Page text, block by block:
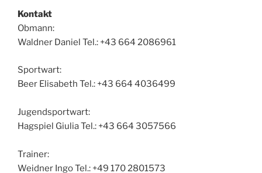
Kontakt
Obmann:
Waldner Daniel Tel.: +43 664 2086961
Sportwart:
Beer Elisabeth Tel.: +43 664 4036499
Jugendsportwart:
Hagspiel Giulia Tel.: +43 664 3057566
Trainer:
Weidner Ingo Tel.: +49 170 2801573